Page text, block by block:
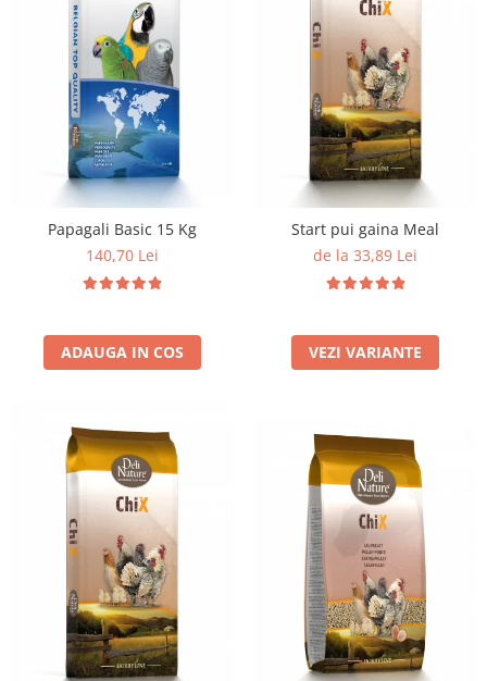
Papagali Basic 15 Kg
140,70 Lei
ADAUGA IN COS
Start pui gaina Meal
de la 33,89 Lei
VEZI VARIANTE